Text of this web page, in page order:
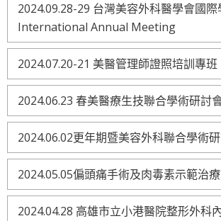
2024.09.28-29 台灣美容外科醫學會國際
International Annual Meeting
2024.07.20-21 美醫管理師證照培訓專班
2024.06.23 春美醫療生技聯合學術研討
2024.06.02更年期暨美容外科聯合學術
2024.05.05偏頭痛手術及肉毒素示範治
2024.04.28 高雄市立小港醫院整形外科